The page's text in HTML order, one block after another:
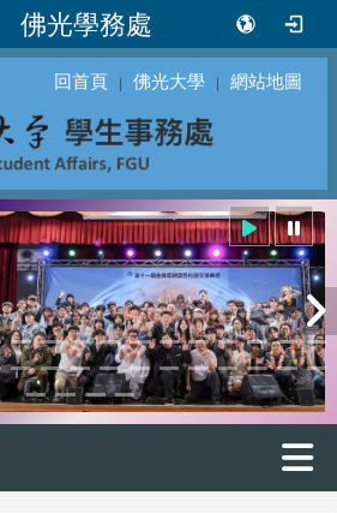
佛光學務處
回首頁 ｜ 佛光大學 ｜ 網站地圖